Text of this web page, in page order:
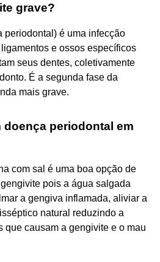
grave?
periodontal) é uma infecção
e ossos específicos
seus dentes, coletivamente
É a segunda fase da
mais grave.
doença periodontal em
com sal é uma boa opção de
pois a água salgada
a gengiva inflamada, aliviar a
natural reduzindo a
que causam a gengivite e o mau